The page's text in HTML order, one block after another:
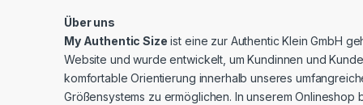
Über uns
My Authentic Size ist eine zur Authentic Klein GmbH
Website und wurde entwickelt, um Kundinnen und
komfortable Orientierung innerhalb unseres
Größensystems zu ermöglichen. In unserem Onlineshop